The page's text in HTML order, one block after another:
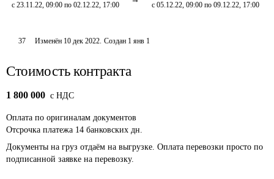
с 23.11.22, 09:00 по 02.12.22, 17:00
с 05.12.22, 09:00 по 09.12.22, 17:00
37 Изменён 10 дек 2022. Создан 1 янв 1
Стоимость контракта
1 800 000 c НДС
Оплата по оригиналам документов
Отсрочка платежа 14 банковских дн.
Документы на груз отдаём на выгрузке. Оплата перевозки просто по
подписанной заявке на перевозку.